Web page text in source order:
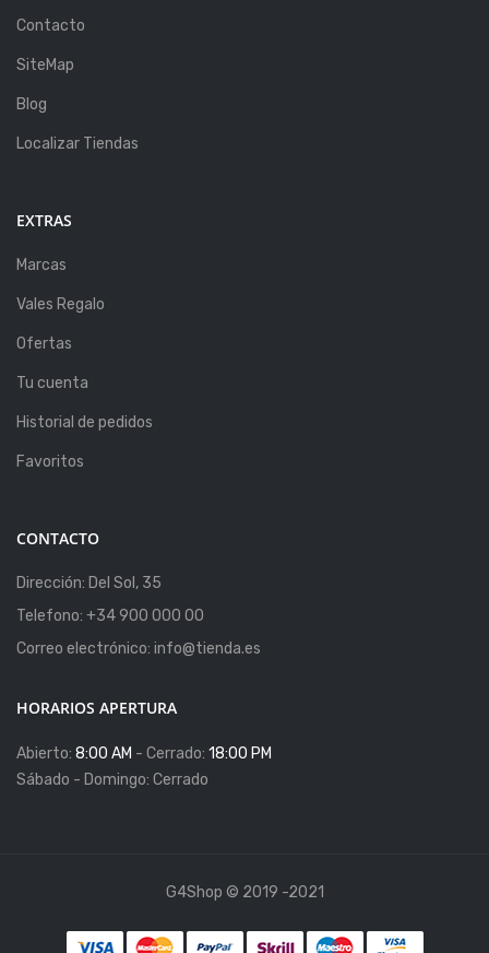
Contacto
SiteMap
Blog
Localizar Tiendas
EXTRAS
Marcas
Vales Regalo
Ofertas
Tu cuenta
Historial de pedidos
Favoritos
CONTACTO
Dirección: Del Sol, 35
Telefono: +34 900 000 00
Correo electrónico: info@tienda.es
HORARIOS APERTURA
Abierto: 8:00 AM - Cerrado: 18:00 PM
Sábado - Domingo: Cerrado
G4Shop © 2019 -2021